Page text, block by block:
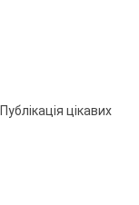
цікавих